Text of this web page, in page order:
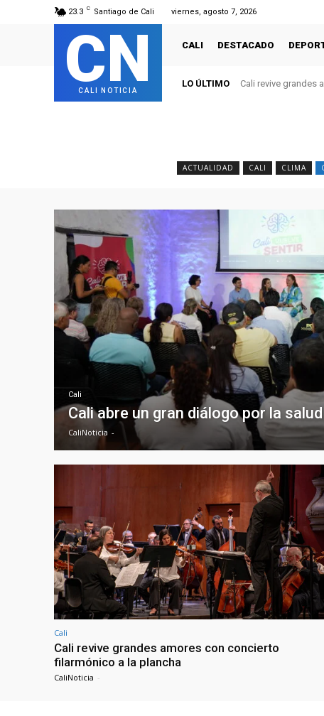
23.3 C Santiago de Cali viernes, agosto 7, 2026
CN
CALI NOTICIA
CALI DESTACADO
LO ÚLTIMO Cali revive grandes
ACTUALIDAD CALI CLIMA
Cali
Cali abre un gran diálogo por la
CaliNoticia -
Cali
Cali revive grandes amores con concierto
filarmónico a la plancha
CaliNoticia -